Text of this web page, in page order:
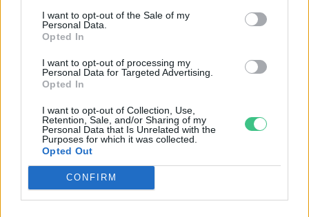
I want to opt-out of the Sale of my
Personal Data.
Opted In
I want to opt-out of processing my
Personal Data for Targeted Advertising.
Opted In
I want to opt-out of Collection, Use,
Retention, Sale, and/or Sharing of my
Personal Data that Is Unrelated with the
Purposes for which it was collected.
Opted Out
CONFIRM
Íme a legfenntarthatóbb városok
listája
Greendex szemle
idei zöld fővárosától?
Greendex szemle